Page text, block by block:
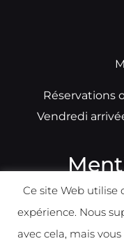
Réservations
Vendredi
Ce site Web utilise
expérience. Nous
avec cela, mais